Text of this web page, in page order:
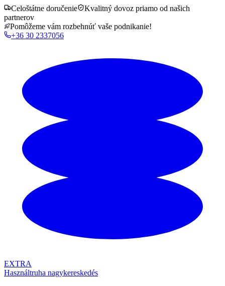
Celoštátne doručenie
Kvalitný dovoz priamo od našich
partnerov
Pomôžeme vám rozbehnúť vaše podnikanie!
+36 30 2337056
EXTRA
Használtruha nagykereskedés